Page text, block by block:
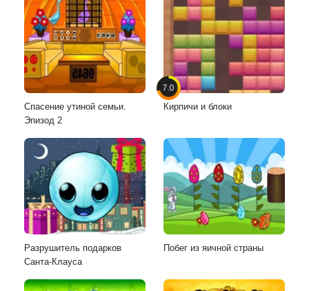
Спасение утиной семьи.
Эпизод 2
7.0
Кирпичи и блоки
Разрушитель подарков
Санта-Клауса
Побег из яичной страны